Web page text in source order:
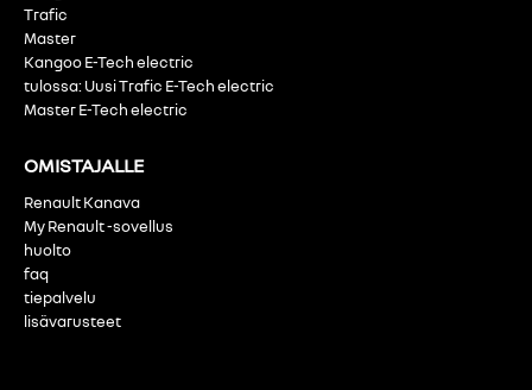
Trafic
Master
Kangoo E-Tech electric
tulossa: Uusi Trafic E-Tech electric
Master E-Tech electric
OMISTAJALLE
Renault Kanava
My Renault -sovellus
huolto
faq
tiepalvelu
lisävarusteet